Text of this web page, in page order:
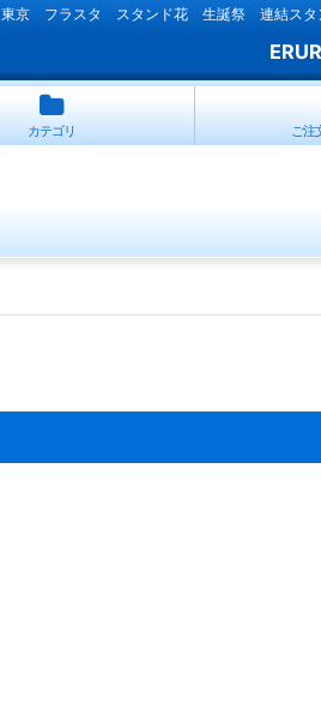
東京 フラスタ スタンド花 生誕祭 連結スタン
カテゴリ ご注